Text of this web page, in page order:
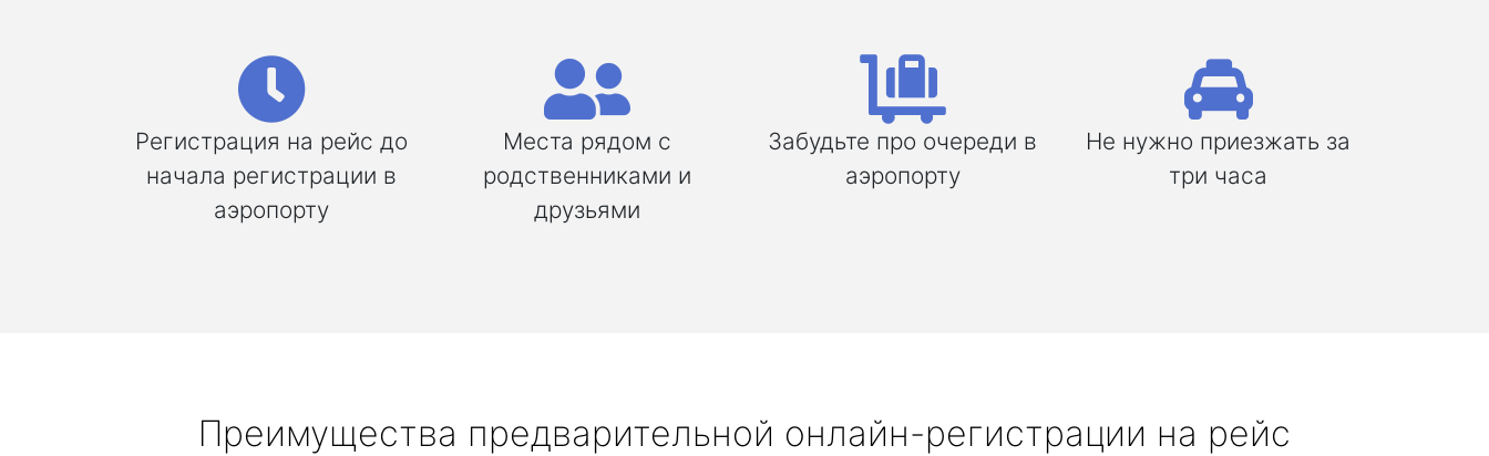
Регистрация на рейс до
начала регистрации в
аэропорту
Места рядом с
родственниками и
друзьями
Забудьте про очереди в
аэропорту
Не нужно приезжать за
три часа
Преимущества предварительной онлайн-регистрации на рейс